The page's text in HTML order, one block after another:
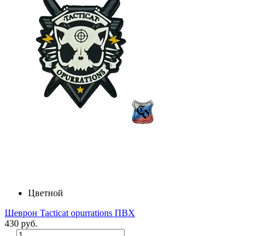
Цветной
Шеврон Tacticat opurrations ПВХ
430 руб.